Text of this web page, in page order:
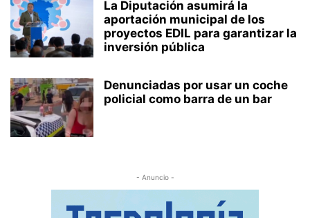
La Diputación asumirá la
aportación municipal de los
proyectos EDIL para garantizar la
inversión pública
Denunciadas por usar un coche
policial como barra de un bar
- Anuncio -